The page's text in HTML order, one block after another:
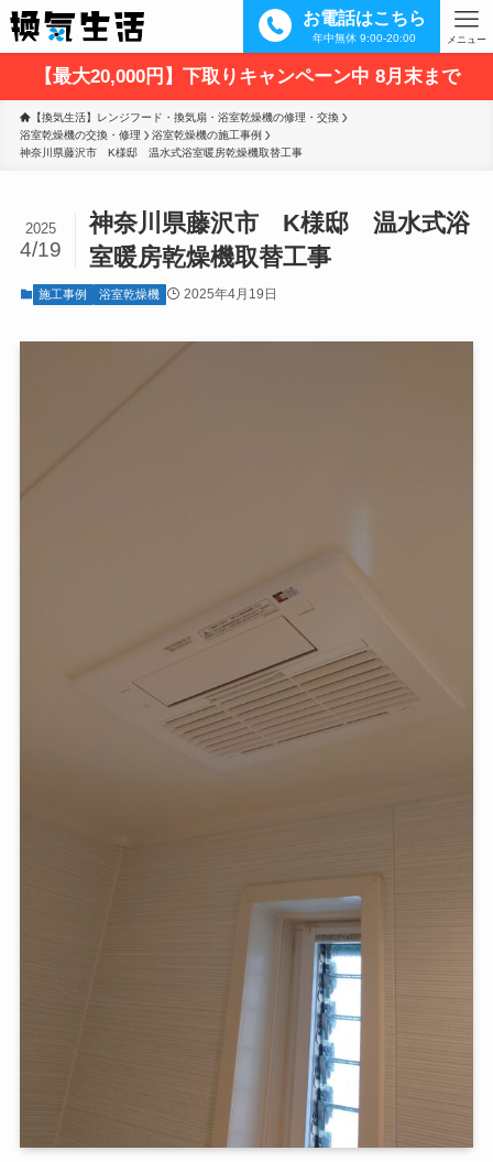
お電話はこちら
年中無休 9:00-20:00 メニュー
【最大20,000円】下取りキャンペーン中 8月末まで
【換気生活】レンジフード・換気扇・浴室乾燥機の修理・交換
浴室乾燥機の交換・修理
浴室乾燥機の施工事例
神奈川県藤沢市　K様邸　温水式浴室暖房乾燥機取替工事
神奈川県藤沢市 K様邸 温水式浴
室暖房乾燥機取替工事
2025
4/19
施工事例 浴室乾燥機 2025年4月19日